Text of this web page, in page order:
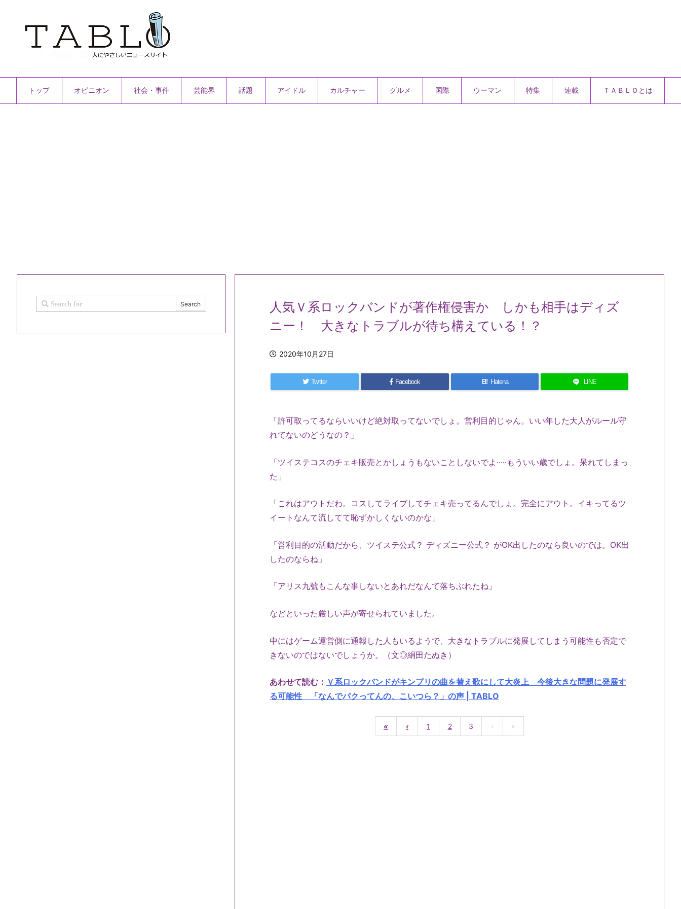
トップ オピニオン 社会・事件 芸能界 話題 アイドル カルチャー グルメ 国際 ウーマン 特集 連載 ＴＡＢＬＯとは
人気Ｖ系ロックバンドが著作権侵害か しかも相手はディズ
ニー！ 大きなトラブルが待ち構えている！？
2020年10月27日
Twitter Facebook B! Hatena LINE
「許可取ってるならいいけど絶対取ってないでしょ。営利目的じゃん。いい年した大人がルール守
れてないのどうなの？」
「ツイステコスのチェキ販売とかしょうもないことしないでよ·····もういい歳でしょ。呆れてしまっ
た」
「これはアウトだわ。コスしてライブしてチェキ売ってるんでしょ。完全にアウト。イキってるツ
イートなんて流してて恥ずかしくないのかな」
「営利目的の活動だから、ツイステ公式？ ディズニー公式？ がOK出したのなら良いのでは。OK出
したのならね」
「アリス九號もこんな事しないとあれだなんて落ちぶれたね」
などといった厳しい声が寄せられていました。
中にはゲーム運営側に通報した人もいるようで、大きなトラブルに発展してしまう可能性も否定で
きないのではないでしょうか。（文◎絹田たぬき）
あわせて読む： Ｖ系ロックバンドがキンプリの曲を替え歌にして大炎上 今後大きな問題に発展す
る可能性 「なんでパクってんの、こいつら？」の声 | TABLO
« ‹ 1 2 3 › »